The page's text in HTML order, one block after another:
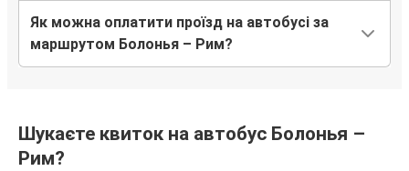
Як можна оплатити проїзд на автобусі за
маршрутом Болонья – Рим?
Шукаєте квиток на автобус Болонья –
Рим?